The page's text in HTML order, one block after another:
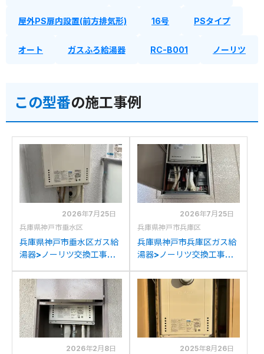
屋外PS扉内設置(前方排気形) 16号 PSタイプ
オート ガスふろ給湯器 RC-B001 ノーリツ
この型番の施工事例
2026年7月25日
兵庫県神戸市垂水区
兵庫県神戸市垂水区ガス給
湯器>ノーリツ交換工事施
1628SAWXからノーリツ
GT-1670SAW-T BLへの
交換
2026年7月25日
兵庫県神戸市兵庫区
兵庫県神戸市兵庫区ガス給
湯器>ノーリツ交換工事施
1650SAWX-T-2からノー
リツGT-1670SAW-T BL
への交換
2026年2月8日
2025年8月26日